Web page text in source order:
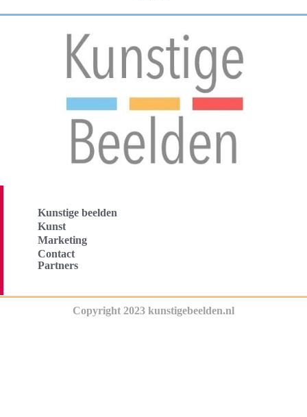
Kunstige beelden
Kunst
Marketing
Contact
Partners
Copyright 2023 kunstigebeelden.nl